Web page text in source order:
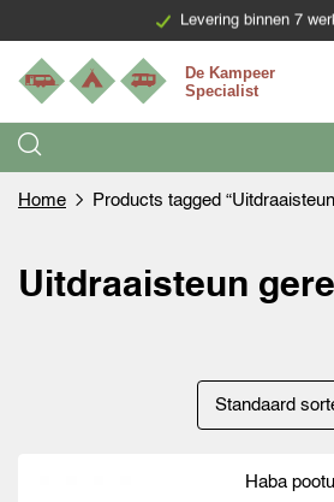
Levering binnen 7
Home Products tagged
Uitdraaisteun
Haba